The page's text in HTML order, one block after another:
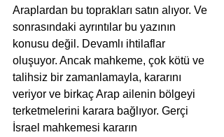
Araplardan bu toprakları satın alıyor. Ve
sonrasındaki ayrıntılar bu yazının
konusu değil. Devamlı ihtilaflar
oluşuyor. Ancak mahkeme, çok kötü ve
talihsiz bir zamanlamayla, kararını
veriyor ve birkaç Arap ailenin bölgeyi
terketmelerini karara bağlıyor. Gerçi
İsrael mahkemesi kararın